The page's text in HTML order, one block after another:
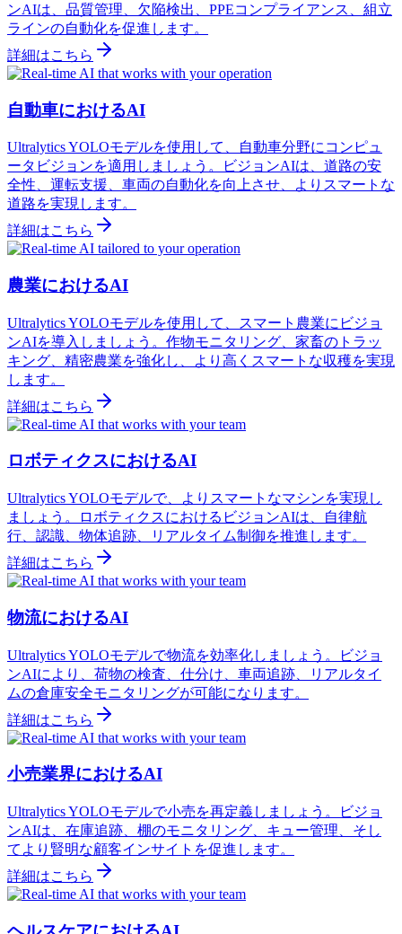
ンAIは、品質管理、欠陥検出、PPEコンプライアンス、組立
ラインの自動化を促進します。
詳細はこちら
自動車におけるAI
Ultralytics YOLOモデルを使用して、自動車分野にコンピュ
ータビジョンを適用しましょう。ビジョンAIは、道路の安
全性、運転支援、車両の自動化を向上させ、よりスマートな
道路を実現します。
詳細はこちら
農業におけるAI
Ultralytics YOLOモデルを使用して、スマート農業にビジョ
ンAIを導入しましょう。作物モニタリング、家畜のトラッ
キング、精密農業を強化し、より高くスマートな収穫を実現
します。
詳細はこちら
ロボティクスにおけるAI
Ultralytics YOLOモデルで、よりスマートなマシンを実現し
ましょう。ロボティクスにおけるビジョンAIは、自律航
行、認識、物体追跡、リアルタイム制御を推進します。
詳細はこちら
物流におけるAI
Ultralytics YOLOモデルで物流を効率化しましょう。ビジョ
ンAIにより、荷物の検査、仕分け、車両追跡、リアルタイ
ムの倉庫安全モニタリングが可能になります。
詳細はこちら
小売業界におけるAI
Ultralytics YOLOモデルで小売を再定義しましょう。ビジョ
ンAIは、在庫追跡、棚のモニタリング、キュー管理、そし
てより賢明な顧客インサイトを促進します。
詳細はこちら